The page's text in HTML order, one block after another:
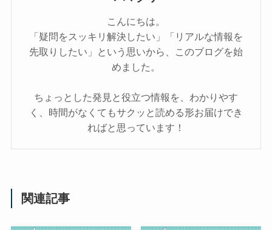
こんにちは。
「疑問をスッキリ解決したい」「リアルな情報を
先取りしたい」という思いから、このブログを始
めました。
ちょっとした発見と役立つ情報を、わかりやす
く、時間がなくてもサクッと読める形お届けでき
ればと思っています！
関連記事